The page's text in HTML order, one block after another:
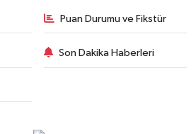
Puan Durumu ve Fikstür
Son Dakika Haberleri